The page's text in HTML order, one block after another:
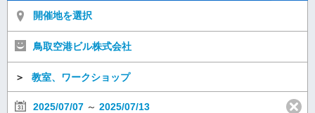
開催地を選択
鳥取空港ビル株式会社
＞ 教室、ワークショップ
2025/07/07 ～ 2025/07/13